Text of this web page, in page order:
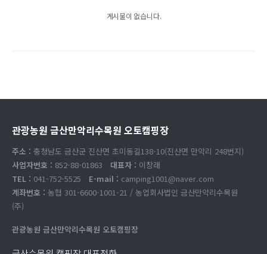
게시물이 없습니다.
관광농원 금산만악리수목원 오토캠핑장
주소 : 충청남도 금산군 진산면 초미동길138-10(진산면 만악리 248번지)
사업자번호 : 852-88-01863 대표자 : 이창래
TEL : 041-752-5525 E-mail : camping1001@naver.com
계좌번호 : 농협 301-6600-1001-21 / 농업회사법인 금산만악리수목원
(주)
관광농원 금산만악리수목원 오토캠핑장